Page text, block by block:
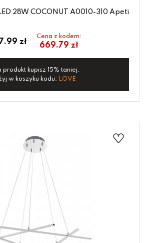
28W COCONUT A0010-310 Apeti
zł
Cena z kodem:
669.79 zł
produkt kupisz 15% taniej.
w koszyku kodu: LOVE